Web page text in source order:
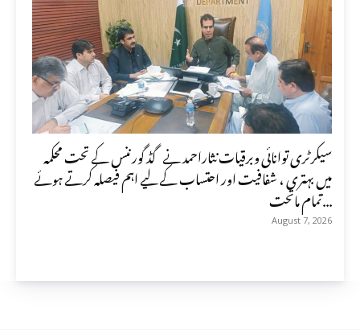
سیکرٹری توانائی وبرقیات نثاراحمد نے گڈ گورننس کے تحت محکمہ
میں بہتری ، شفافیت اور احتساب کے لیے اہم فیصلہ کرتے ہوئے
تمام ماتحت...
August 7, 2026